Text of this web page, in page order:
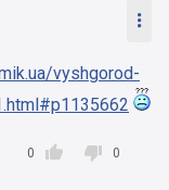

vyshgorod-

0  0